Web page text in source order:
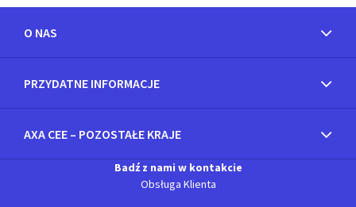
O NAS
PRZYDATNE INFORMACJE
AXA CEE – POZOSTAŁE KRAJE
Badź z nami w kontakcie
Obsługa Klienta